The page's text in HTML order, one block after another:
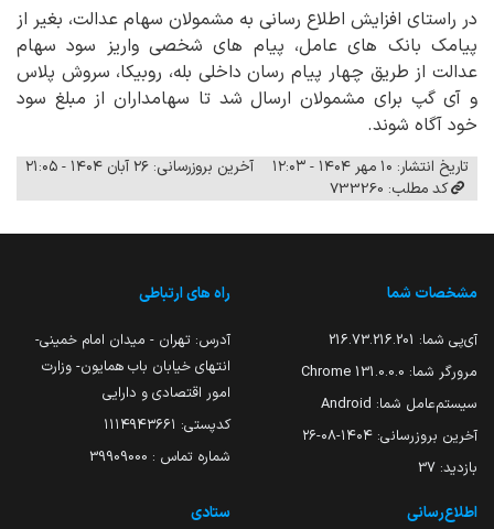
در راستای افزایش اطلاع رسانی به مشمولان سهام عدالت، بغیر از
پیامک بانک های عامل، پیام های شخصی واریز سود سهام
عدالت از طریق چهار پیام رسان داخلی بله، روبیکا، سروش پلاس
و آی گپ برای مشمولان ارسال شد تا سهامداران از مبلغ سود
خود آگاه شوند.
تاریخ انتشار: ۱۰ مهر ۱۴۰۴ - ۱۲:۰۳
آخرین بروزرسانی: ۲۶ آبان ۱۴۰۴ - ۲۱:۰۵
کد مطلب: 733260
مشخصات شما
آی‌پی شما: 216.73.216.201
مرورگر شما: 131.0.0.0 Chrome
سیستم‌عامل شما: Android
آخرین بروزرسانی: ۱۴۰۴-۰۸-۲۶
بازدید: 37
راه های ارتباطی
آدرس: تهران - میدان امام خمینی-
انتهای خیابان باب همایون- وزارت
امور اقتصادی و دارایی
کدپستی: ۱۱۱۴۹۴۳۶۶۱
شماره تماس : 39909000
اطلاع‌رسانی ستادی